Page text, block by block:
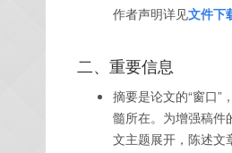
作者声明详见文件下
二、重要信息
摘要是论文的“窗口”
髓所在。为增强稿件
文主题展开，陈述文